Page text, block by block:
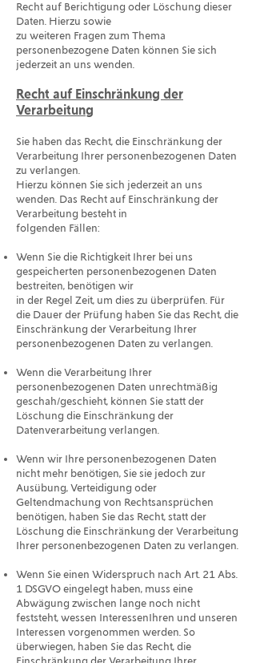
Recht auf Berichtigung oder Löschung dieser
Daten. Hierzu sowie
zu weiteren Fragen zum Thema
personenbezogene Daten können Sie sich
jederzeit an uns wenden.
Recht auf Einschränkung der
Verarbeitung
Sie haben das Recht, die Einschränkung der
Verarbeitung Ihrer personenbezogenen Daten
zu verlangen.
Hierzu können Sie sich jederzeit an uns
wenden. Das Recht auf Einschränkung der
Verarbeitung besteht in
folgenden Fällen:
Wenn Sie die Richtigkeit Ihrer bei uns
gespeicherten personenbezogenen Daten
bestreiten, benötigen wir
in der Regel Zeit, um dies zu überprüfen. Für
die Dauer der Prüfung haben Sie das Recht, die
Einschränkung der Verarbeitung Ihrer
personenbezogenen Daten zu verlangen.
Wenn die Verarbeitung Ihrer
personenbezogenen Daten unrechtmäßig
geschah/geschieht, können Sie statt der
Löschung die Einschränkung der
Datenverarbeitung verlangen.
Wenn wir Ihre personenbezogenen Daten
nicht mehr benötigen, Sie sie jedoch zur
Ausübung, Verteidigung oder
Geltendmachung von Rechtsansprüchen
benötigen, haben Sie das Recht, statt der
Löschung die Einschränkung der Verarbeitung
Ihrer personenbezogenen Daten zu verlangen.
Wenn Sie einen Widerspruch nach Art. 21 Abs.
1 DSGVO eingelegt haben, muss eine
Abwägung zwischen lange noch nicht
feststeht, wessen InteressenIhren und unseren
Interessen vorgenommen werden. So
überwiegen, haben Sie das Recht, die